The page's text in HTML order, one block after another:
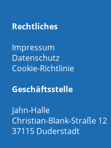
Rechtliches
Impressum
Datenschutz
Cookie-Richtlinie
Geschäftsstelle
Jahn-Halle
Christian-Blank-Straße 12
37115 Duderstadt